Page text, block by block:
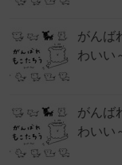
がんば
わいい
がんば
わいい